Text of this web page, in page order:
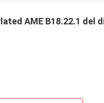
AME B18.22.1 del